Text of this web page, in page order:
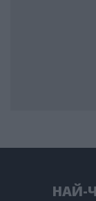
НАЙ-